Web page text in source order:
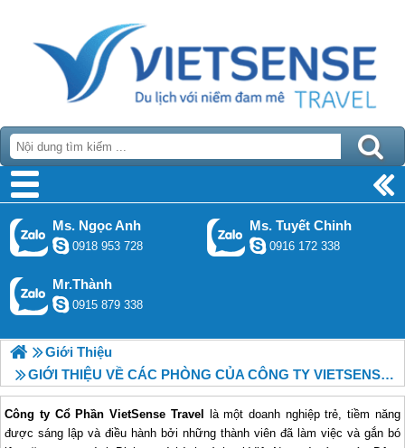
Ms. Ngọc Anh
0918 953 728
Ms. Tuyết Chinh
0916 172 338
Mr.Thành
0915 879 338
Giới Thiệu
GIỚI THIỆU VỀ CÁC PHÒNG CỦA CÔNG TY VIETSENSE TRAVEL
Công ty Cổ Phần VietSense Travel
là một doanh nghiệp trẻ, tiềm năng
được sáng lập và điều hành bởi những thành viên đã làm việc và gắn bó